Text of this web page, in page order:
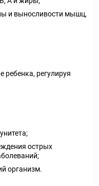
и выносливости мышц,
ребенка, регулируя
острых
организм.